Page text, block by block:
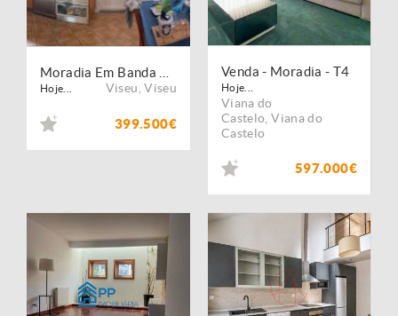
Hoje... Viseu ,Viseu
399.500€
Venda - Moradia - T4
Hoje...
Viana do
Castelo ,Viana do
Castelo
597.000€